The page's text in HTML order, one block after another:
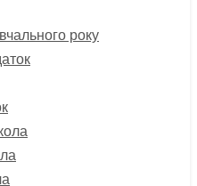
року